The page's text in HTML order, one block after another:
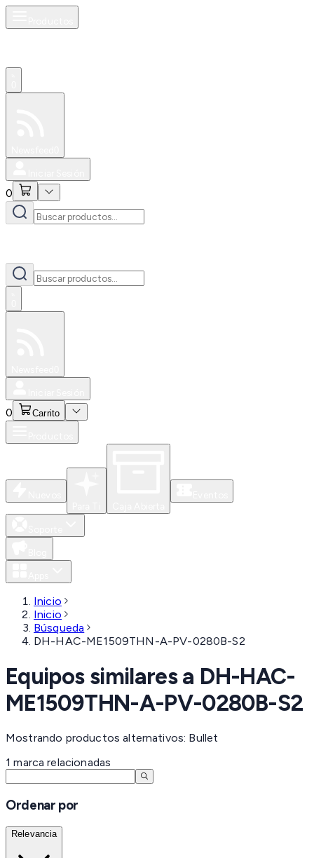
0
0 Carrito
Inicio
Inicio
Búsqueda
DH-HAC-ME1509THN-A-PV-0280B-S2
Equipos similares a DH-HAC-
ME1509THN-A-PV-0280B-S2
Mostrando productos alternativos: Bullet
1 marca relacionadas
Ordenar por
Relevancia